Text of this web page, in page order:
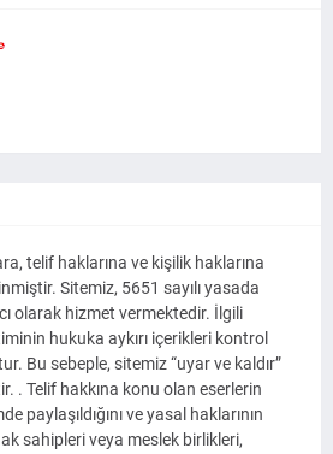
telif haklarına ve kişilik haklarına
Sitemiz, 5651 sayılı yasada
olarak hizmet vermektedir. İlgili
hukuka aykırı içerikleri kontrol
Bu sebeple, sitemiz “uyar ve kaldır”
. Telif hakkına konu olan eserlerin
paylaşıldığını ve yasal haklarının
sahipleri veya meslek birlikleri,